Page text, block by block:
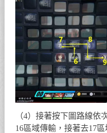
（4）接著按下圖路線依
16區域傳輸，接著去17